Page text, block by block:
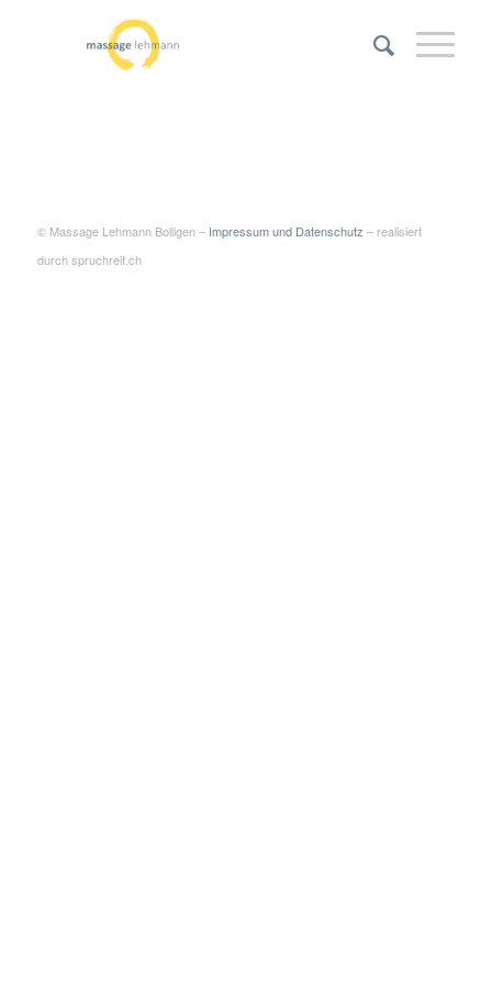
© Massage Lehmann Bolligen – Impressum und Datenschutz – realisiert
durch spruchreif.ch